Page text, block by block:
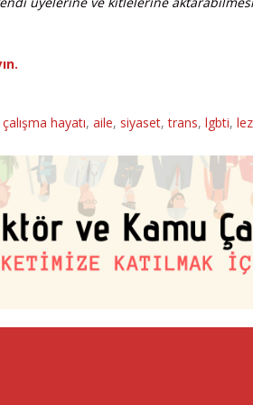
çalışma hayatı, aile, siyaset,trans, lgbti,